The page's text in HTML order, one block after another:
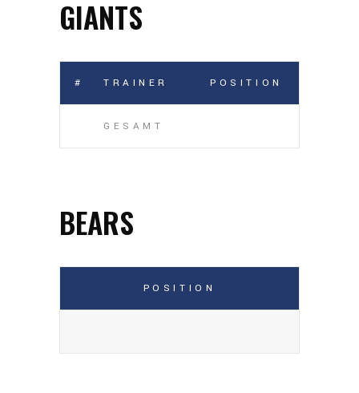
GIANTS
# TRAINER POSITION
GESAMT
BEARS
POSITION